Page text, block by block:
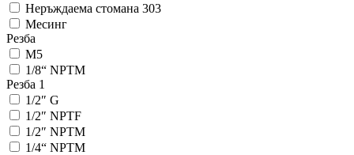
Неръждаема стомана 303
Месинг
Резба
M5
1/8“ NPTM
Резба 1
1/2″ G
1/2″ NPTF
1/2″ NPTM
1/4“ NPTM